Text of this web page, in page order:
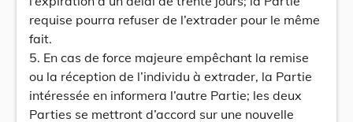
requise pourra refuser de l’extrader pour le même
fait.
5. En cas de force majeure empêchant la remise
ou la réception de l’individu à extrader, la Partie
intéressée en informera l’autre Partie; les deux
Parties se mettront d’accord sur une nouvelle